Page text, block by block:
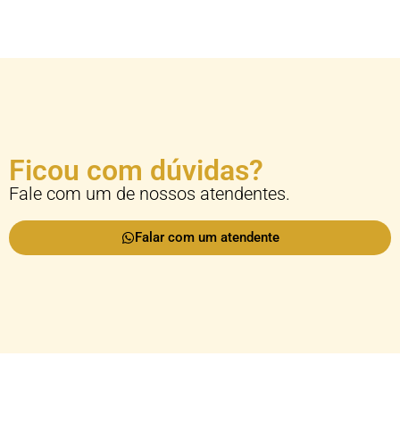
Ficou com dúvidas?
Fale com um de nossos atendentes.
Falar com um atendente